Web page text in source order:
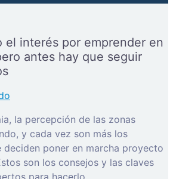
el interés por emprender en
antes hay que seguir
la percepción de las zonas
y cada vez son más los
deciden poner en marcha proyecto
son los consejos y las claves
para hacerlo.